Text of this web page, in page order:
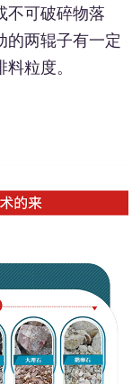
不可破碎物落
的两辊子有一定
粒度。